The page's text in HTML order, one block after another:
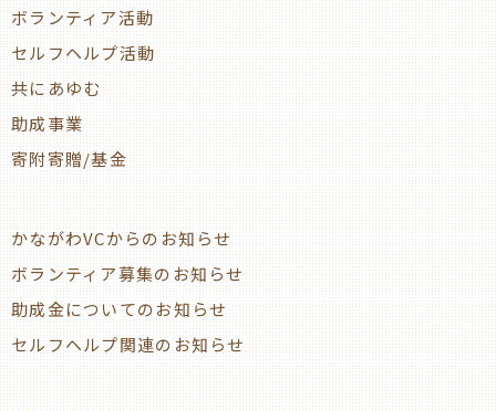
ボランティア活動
セルフヘルプ活動
共にあゆむ
助成事業
寄附寄贈/基金
かながわVCからのお知らせ
ボランティア募集のお知らせ
助成金についてのお知らせ
セルフヘルプ関連のお知らせ